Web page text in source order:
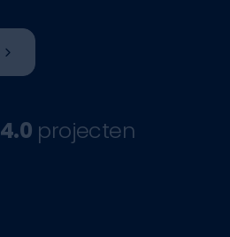
4.0 projecten